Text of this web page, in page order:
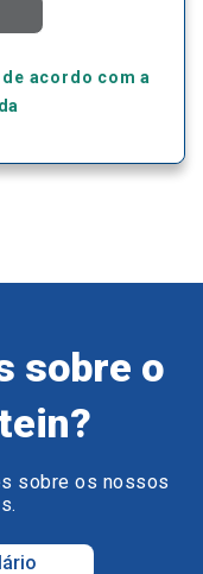
acordo com a
sobre o
sobre os nossos